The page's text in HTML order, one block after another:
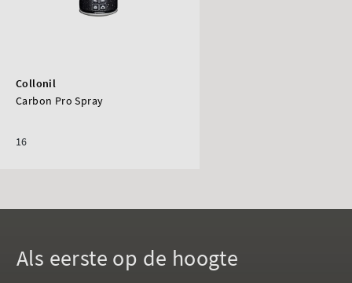
Collonil
Carbon Pro Spray
16
Als eerste op de hoogte